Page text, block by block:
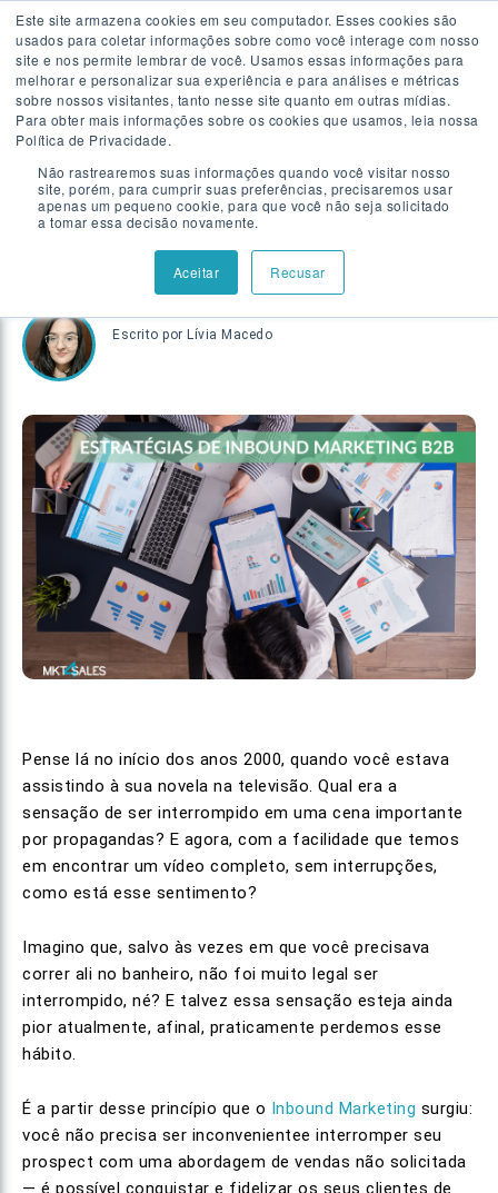
Este site armazena cookies em seu computador. Esses cookies são
usados para coletar informações sobre como você interage com nosso
site e nos permite lembrar de você. Usamos essas informações para
melhorar e personalizar sua experiência e para análises e métricas
sobre nossos visitantes, tanto nesse site quanto em outras mídias.
Para obter mais informações sobre os cookies que usamos, leia nossa
Política de Privacidade.
Não rastrearemos suas informações quando você visitar nosso
site, porém, para cumprir suas preferências, precisaremos usar
apenas um pequeno cookie, para que você não seja solicitado
a tomar essa decisão novamente.
Aceitar Recusar
Falar com especialista
INBOUND MARKETING | 6 MIN
8 estratégias de Inbound
Marketing B2B para gerar
resultados rápidos
Escrito por Lívia Macedo
Pense lá no início dos anos 2000, quando você estava
assistindo à sua novela na televisão. Qual era a
sensação de ser interrompido em uma cena importante
por propagandas? E agora, com a facilidade que temos
em encontrar um vídeo completo, sem interrupções,
como está esse sentimento?
Imagino que, salvo às vezes em que você precisava
correr ali no banheiro, não foi muito legal ser
interrompido, né? E talvez essa sensação esteja ainda
pior atualmente, afinal, praticamente perdemos esse
hábito.
É a partir desse princípio que o Inbound Marketing surgiu:
você não precisa ser inconvenientee interromper seu
prospect com uma abordagem de vendas não solicitada
— é possível conquistar e fidelizar os seus clientes de